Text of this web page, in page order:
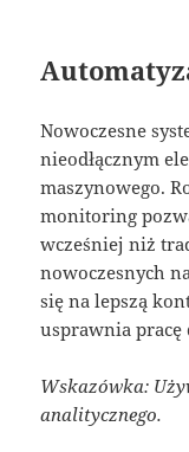
Nowoczesne
nieodłącznym
maszynowego.
monitoring
wcześniej niż
nowoczesnych
się na lepszą
usprawnia
Wskazówka:
analitycznego.